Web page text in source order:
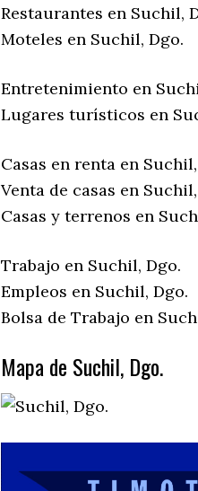
Restaurantes en Suchil,
Moteles en Suchil, Dgo.
Entretenimiento en
Lugares turísticos en
Casas en renta en
Venta de casas en
Casas y terrenos en
Trabajo en Suchil, Dgo.
Empleos en Suchil, Dgo.
Bolsa de Trabajo en
Mapa de Suchil, Dgo.